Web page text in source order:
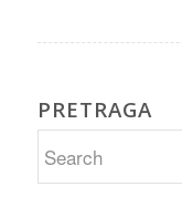
PRETRAGA